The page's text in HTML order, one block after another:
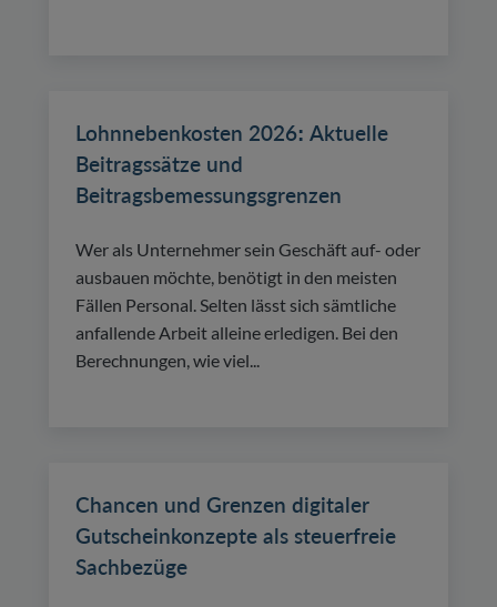
Lohnnebenkosten 2026: Aktuelle
Beitragssätze und
Beitragsbemessungsgrenzen
Wer als Unternehmer sein Geschäft auf- oder
ausbauen möchte, benötigt in den meisten
Fällen Personal. Selten lässt sich sämtliche
anfallende Arbeit alleine erledigen. Bei den
Berechnungen, wie viel...
Chancen und Grenzen digitaler
Gutscheinkonzepte als steuerfreie
Sachbezüge